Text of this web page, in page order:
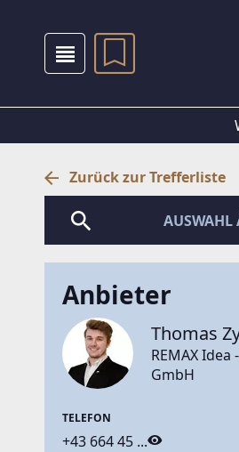
Zurück zur Trefferliste
AUSWAHL
Anbieter
Thomas
REMAX
GmbH
TELEFON
+43 664 45 ...